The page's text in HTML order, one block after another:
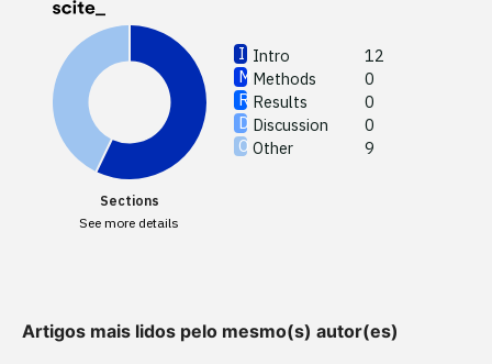
Intro
12
Methods
0
Results
0
Discussion
0
Other
9
Sections
See more details
Artigos mais lidos pelo mesmo(s) autor(es)